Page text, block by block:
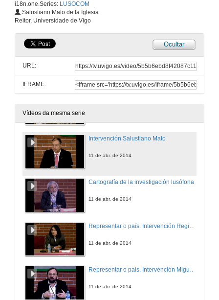
i18n.one.Series: LUSOCOM
Salustiano Mato de la Iglesia
Reitor, Universidade de Vigo
Ocultar
URL:
IFRAME:
Vídeos da mesma serie
Intervención Enma Torres Romay
11 de abr. de 2014
Intervención Moisés de Lemos Martins
11 de abr. de 2014
Intervención Antonio Hohlfeldt
Intervención Salustiano Mato
11 de abr. de 2014
Cartografía de la investigación lusófona.
11 de abr. de 2014
11 de abr. de 2014
Representar o país. Intervención Miguel Bandeira
11 de abr. de 2014